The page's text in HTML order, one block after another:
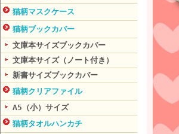
猫柄マスクケース
猫柄ブックカバー
文庫本サイズブックカバー
文庫本サイズ（ノート付き）
新書サイズブックカバー
猫柄クリアファイル
A5（小）サイズ
猫柄タオルハンカチ